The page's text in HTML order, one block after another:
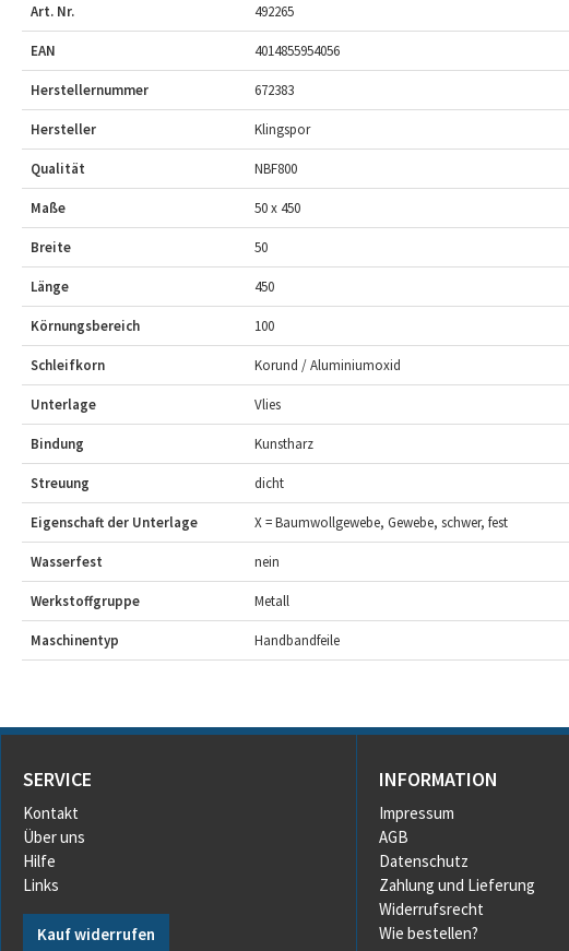
Art. Nr. 492265
EAN 4014855954056
Herstellernummer 672383
Hersteller Klingspor
Qualität NBF800
Maße 50 x 450
Breite 50
Länge 450
Körnungsbereich 100
Schleifkorn Korund / Aluminiumoxid
Unterlage Vlies
Bindung Kunstharz
Streuung dicht
Eigenschaft der Unterlage X = Baumwollgewebe, Gewebe, schwer, fest
Wasserfest nein
Werkstoffgruppe Metall
Maschinentyp Handbandfeile
SERVICE
Kontakt
Über uns
Hilfe
Links
Kauf widerrufen
INFORMATION
Impressum
AGB
Datenschutz
Zahlung und Lieferung
Widerrufsrecht
Wie bestellen?